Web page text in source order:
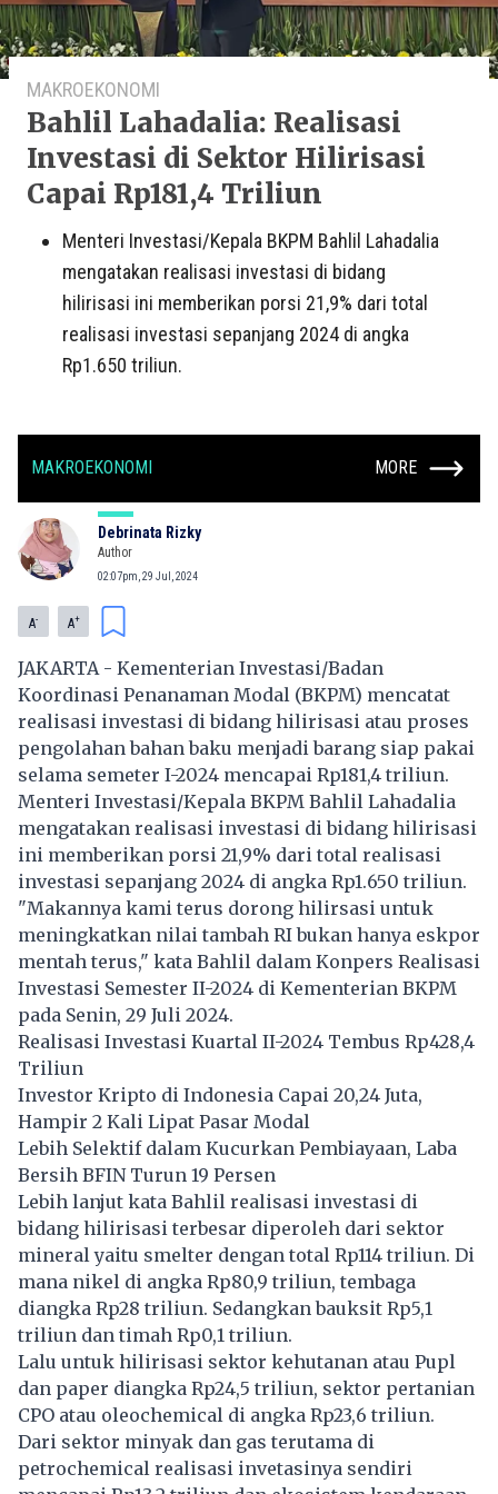
MAKROEKONOMI
Bahlil Lahadalia: Realisasi
Investasi di Sektor Hilirisasi
Capai Rp181,4 Triliun
Menteri Investasi/Kepala BKPM Bahlil Lahadalia
mengatakan realisasi investasi di bidang
hilirisasi ini memberikan porsi 21,9% dari total
realisasi investasi sepanjang 2024 di angka
Rp1.650 triliun.
MAKROEKONOMI MORE
Debrinata Rizky
Author
02:07pm, 29 Jul, 2024
A- A+
JAKARTA - Kementerian Investasi/Badan
Koordinasi Penanaman Modal (BKPM) mencatat
realisasi investasi di bidang hilirisasi atau proses
pengolahan bahan baku menjadi barang siap pakai
selama semeter I-2024 mencapai Rp181,4 triliun.
Menteri Investasi/Kepala BKPM Bahlil Lahadalia
mengatakan realisasi investasi di bidang hilirisasi
ini memberikan porsi 21,9% dari total realisasi
investasi sepanjang 2024 di angka Rp1.650 triliun.
"Makannya kami terus dorong hilirsasi untuk
meningkatkan nilai tambah RI bukan hanya eskpor
mentah terus," kata Bahlil dalam Konpers Realisasi
Investasi Semester II-2024 di Kementerian BKPM
pada Senin, 29 Juli 2024.
Realisasi Investasi Kuartal II-2024 Tembus Rp428,4
Triliun
Investor Kripto di Indonesia Capai 20,24 Juta,
Hampir 2 Kali Lipat Pasar Modal
Lebih Selektif dalam Kucurkan Pembiayaan, Laba
Bersih BFIN Turun 19 Persen
Lebih lanjut kata Bahlil realisasi investasi di
bidang hilirisasi terbesar diperoleh dari sektor
mineral yaitu smelter dengan total Rp114 triliun. Di
mana nikel di angka Rp80,9 triliun, tembaga
diangka Rp28 triliun. Sedangkan bauksit Rp5,1
triliun dan timah Rp0,1 triliun.
Lalu untuk hilirisasi sektor kehutanan atau Pupl
dan paper diangka Rp24,5 triliun, sektor pertanian
CPO atau oleochemical di angka Rp23,6 triliun.
Dari sektor minyak dan gas terutama di
petrochemical realisasi invetasinya sendiri